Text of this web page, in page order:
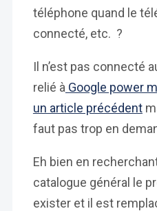
téléphone quand le
connecté, etc. ?
Il n’est pas connecté
relié à Google power
un article précédent
faut pas trop en
Eh bien en
catalogue général le
exister et il est